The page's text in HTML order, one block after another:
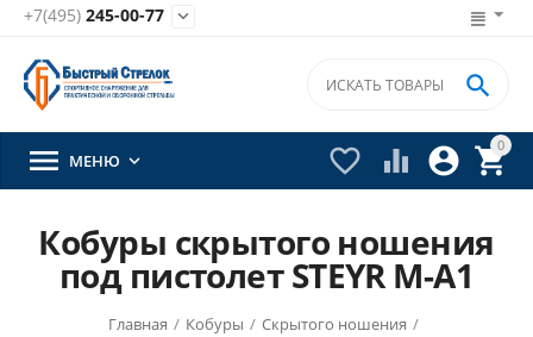
+7(495) 245-00-77 
0


 

 МЕНЮ 
Кобуры скрытого ношения
под пистолет STEYR M-A1
Главная / Кобуры / Скрытого ношения /